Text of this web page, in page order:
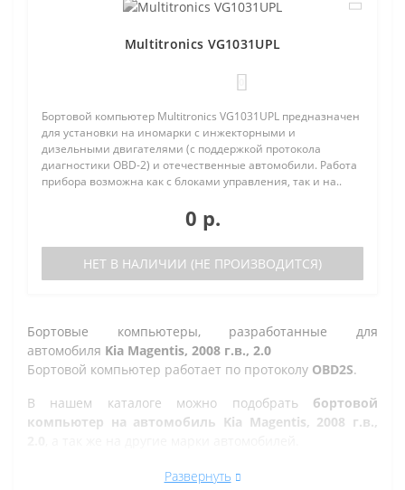
Multitronics VG1031UPL
Бортовой компьютер Multitronics VG1031UPL предназначен
для установки на иномарки с инжекторными и
дизельными двигателями (с поддержкой протокола
диагностики OBD-2) и отечественные автомобили. Работа
прибора возможна как с блоками управления, так и на..
0 р.
НЕТ В НАЛИЧИИ (НЕ ПРОИЗВОДИТСЯ)
Бортовые компьютеры, разработанные для
автомобиля Kia Magentis, 2008 г.в., 2.0
Бортовой компьютер работает по протоколу OBD2S.
В нашем каталоге можно подобрать бортовой
компьютер на автомобиль Kia Magentis, 2008 г.в.,
Все рано или поздно в Златоусте сталкиваются с
Развернуть